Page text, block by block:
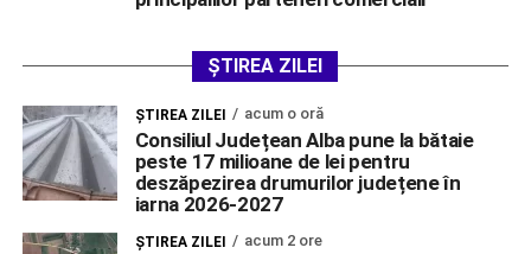
ȘTIREA ZILEI
ŞTIREA ZILEI acum o oră
Consiliul Județean Alba pune la bătaie
peste 17 milioane de lei pentru
deszăpezirea drumurilor județene în
iarna 2026-2027
ŞTIREA ZILEI acum 2 ore